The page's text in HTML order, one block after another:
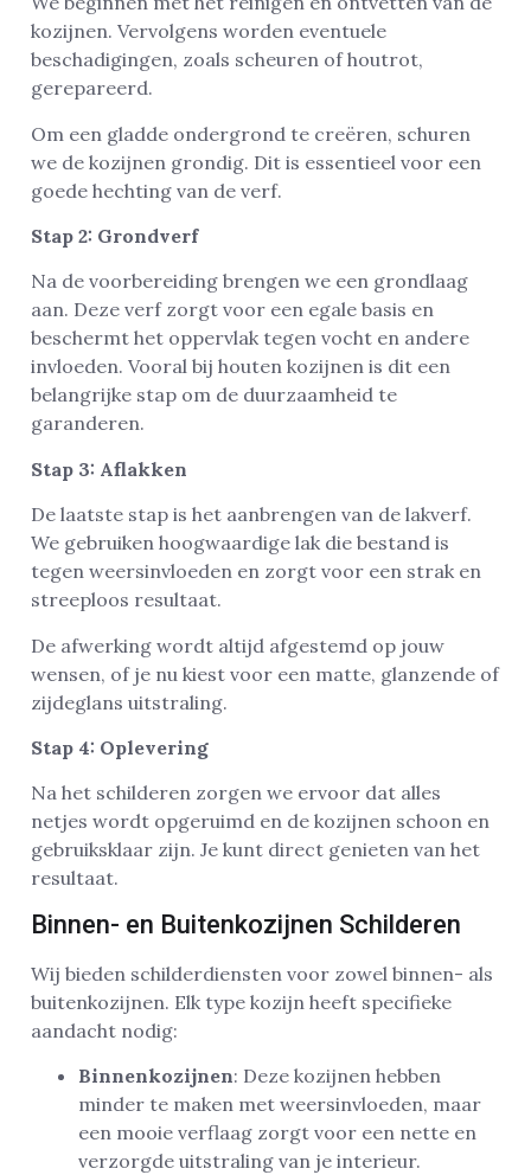
kozijnen. Vervolgens worden eventuele
beschadigingen, zoals scheuren of houtrot,
gerepareerd.
Om een gladde ondergrond te creëren, schuren
we de kozijnen grondig. Dit is essentieel voor een
goede hechting van de verf.
Stap 2: Grondverf
Na de voorbereiding brengen we een grondlaag
aan. Deze verf zorgt voor een egale basis en
beschermt het oppervlak tegen vocht en andere
invloeden. Vooral bij houten kozijnen is dit een
belangrijke stap om de duurzaamheid te
garanderen.
Stap 3: Aflakken
De laatste stap is het aanbrengen van de lakverf.
We gebruiken hoogwaardige lak die bestand is
tegen weersinvloeden en zorgt voor een strak en
streeploos resultaat.
De afwerking wordt altijd afgestemd op jouw
wensen, of je nu kiest voor een matte, glanzende of
zijdeglans uitstraling.
Stap 4: Oplevering
Na het schilderen zorgen we ervoor dat alles
netjes wordt opgeruimd en de kozijnen schoon en
gebruiksklaar zijn. Je kunt direct genieten van het
resultaat.
Binnen- en Buitenkozijnen Schilderen
Wij bieden schilderdiensten voor zowel binnen- als
buitenkozijnen. Elk type kozijn heeft specifieke
aandacht nodig:
Binnenkozijnen: Deze kozijnen hebben
minder te maken met weersinvloeden, maar
een mooie verflaag zorgt voor een nette en
verzorgde uitstraling van je interieur.